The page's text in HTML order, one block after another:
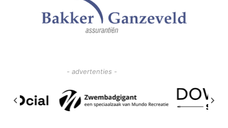
- advertenties -